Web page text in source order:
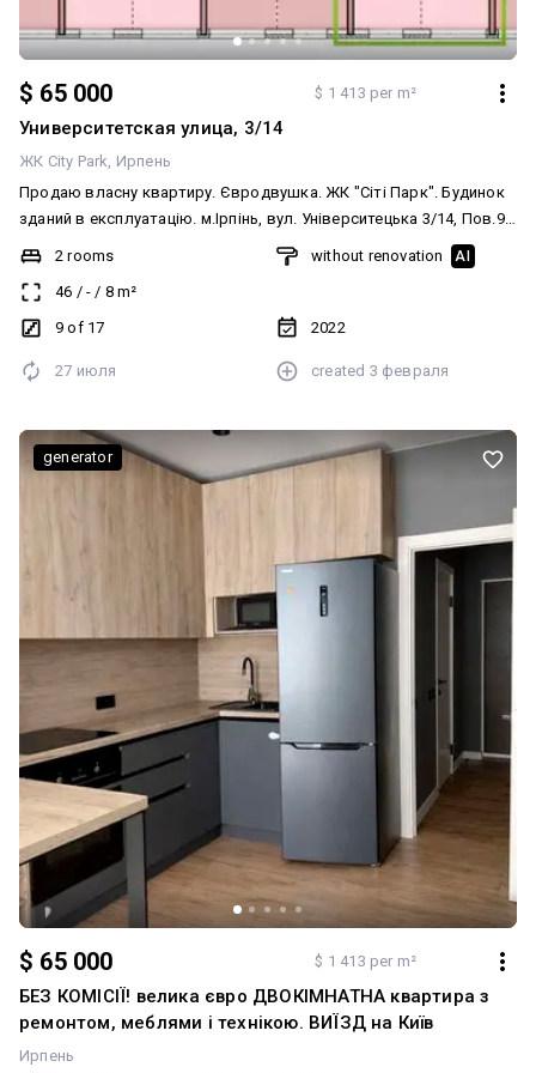
$ 65 000 $ 1 413 per m²
Университетская улица, 3/14
ЖК City Park Ирпень
Продаю власну квартиру. Євродвушка. ЖК "Сіті Парк". Будинок
зданий в експлуатацію. м.Ірпінь, вул. Університецька 3/14, Пов.9.
(Заг. кількість поверхів 17) 5 км від ст. м. "Академмістечко"
необхідності надається безкоштовна консультація архітектора-
дизайнера. Тип стін: КерамзитоБетон Продає власник.
2 rooms
46 / - / 8m²
9 of 17
without renovation AI
2022
27 июля created 3 февраля
$ 65 000 $ 1 413 per m²
БЕЗ КОМІСІЇ! велика євро ДВОКІМНАТНА квартира з
ремонтом, меблями і технікою. ВИЇЗД на Київ
Ирпень
generator